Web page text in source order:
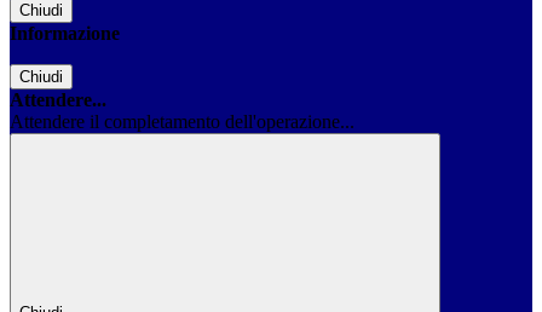
Chiudi
Informazione
Chiudi
Attendere...
Attendere il completamento dell'operazione...